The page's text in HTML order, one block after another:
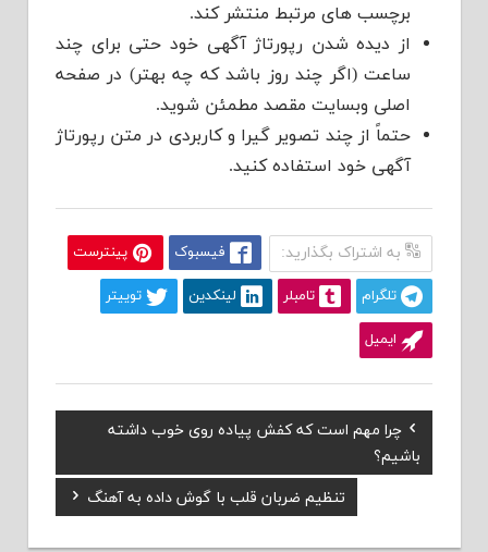
برچسب های مرتبط منتشر کند.
از دیده شدن رپورتاژ آگهی خود حتی برای چند
ساعت (اگر چند روز باشد که چه بهتر) در صفحه
اصلی وبسایت مقصد مطمئن شوید.
حتماً از چند تصویر گیرا و کاربردی در متن رپورتاژ
آگهی خود استفاده کنید.
به اشتراک بگذارید: فیسبوک پینترست
تلگرام تامبلر لینکدین توییتر
ایمیل
راهبری
Previous
Post:
چرا مهم است که کفش پیاده روی خوب داشته
باشیم؟
Next
Post:
تنظیم ضربان قلب با گوش داده به آهنگ